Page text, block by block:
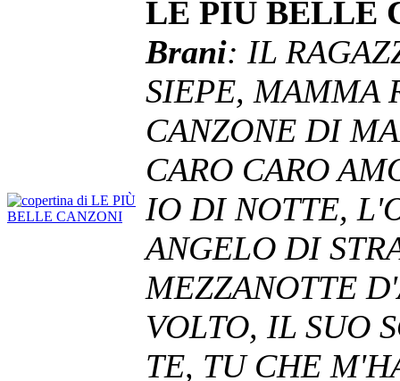
LE PIÙ BELLE
Brani: IL
SIEPE, MAMMA
CANZONE DI
CARO CARO
IO DI NOTTE,
ANGELO DI
MEZZANOTTE
VOLTO, IL SUO
TE, TU CHE